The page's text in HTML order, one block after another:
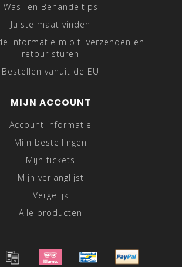
Was- en Behandeltips
Juiste maat vinden
informatie m.b.t. verzenden en
retour sturen
Bestellen vanuit de EU
MIJN ACCOUNT
Account informatie
Mijn bestellingen
Mijn tickets
Mijn verlanglijst
Vergelijk
Alle producten